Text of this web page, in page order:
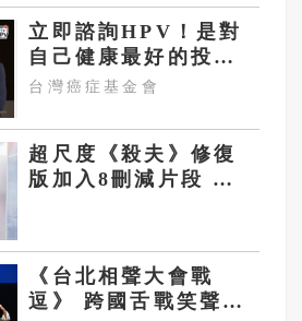
立即諮詢HPV！是對
自己健康最好的投
資，把握現在不嫌
台灣癌症基金會
超尺度《殺夫》修復
版加入8刪減片段 58
《台北相聲大會戰
逗》 跨國舌戰笑聲滿